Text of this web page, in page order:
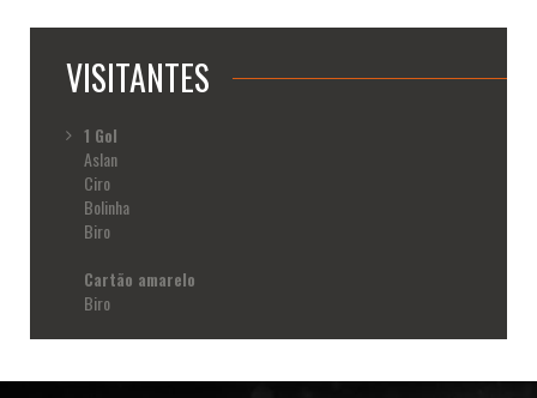
VISITANTES
1 Gol
Aslan
Ciro
Bolinha
Biro
Cartão amarelo
Biro